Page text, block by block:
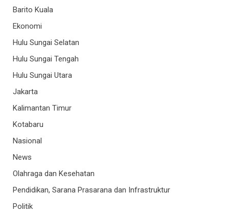
Barito Kuala
Ekonomi
Hulu Sungai Selatan
Hulu Sungai Tengah
Hulu Sungai Utara
Jakarta
Kalimantan Timur
Kotabaru
Nasional
News
Olahraga dan Kesehatan
Pendidikan, Sarana Prasarana dan Infrastruktur
Politik